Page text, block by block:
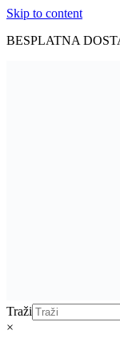
Skip to content
BESPLATNA
Traži
×